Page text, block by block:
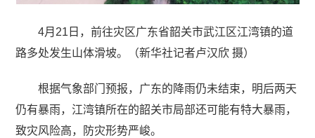
4月21日，前往灾区广东省韶关市武江区江湾镇的道
路多处发生山体滑坡。（新华社记者卢汉欣 摄）
根据气象部门预报，广东的降雨仍未结束，明后两天
仍有暴雨，江湾镇所在的韶关市局部还可能有特大暴雨，
致灾风险高，防灾形势严峻。